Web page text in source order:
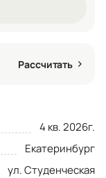
Рассчитать
4 кв. 2026г.
Екатеринбург
ул. Студенческая